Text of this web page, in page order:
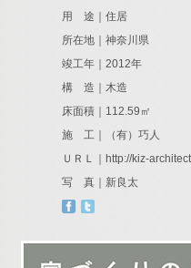
用 途｜住居
所在地｜神奈川県
竣工年｜2012年
構 造｜木造
床面積｜112.59㎡
施 工｜（有）巧人
ＵＲＬ｜ http://kiz-
写 真｜新良太